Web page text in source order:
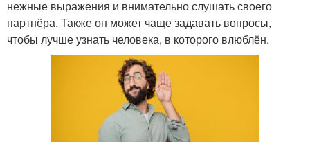
нежные выражения и внимательно слушать своего
партнёра. Также он может чаще задавать вопросы,
чтобы лучше узнать человека, в которого влюблён.